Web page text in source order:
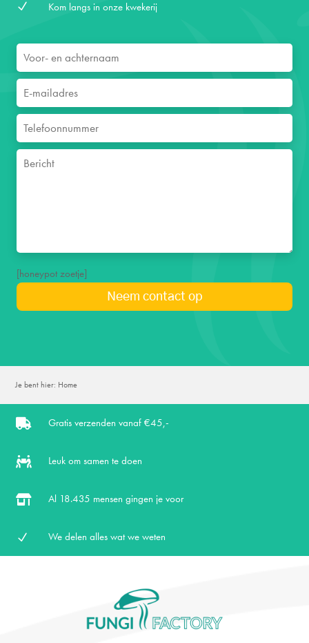
N Kom langs in onze kwekerij
[honeypot zoetje]
Je bent hier: Home
 Gratis verzenden vanaf €45,-
 Leuk om samen te doen
 Al 18.435 mensen gingen je voor
N We delen alles wat we weten